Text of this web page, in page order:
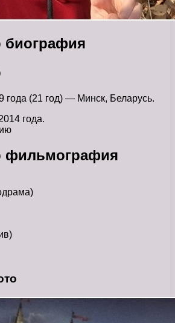
биография
года (21 год) — Минск, Беларусь.
года.
фильмография